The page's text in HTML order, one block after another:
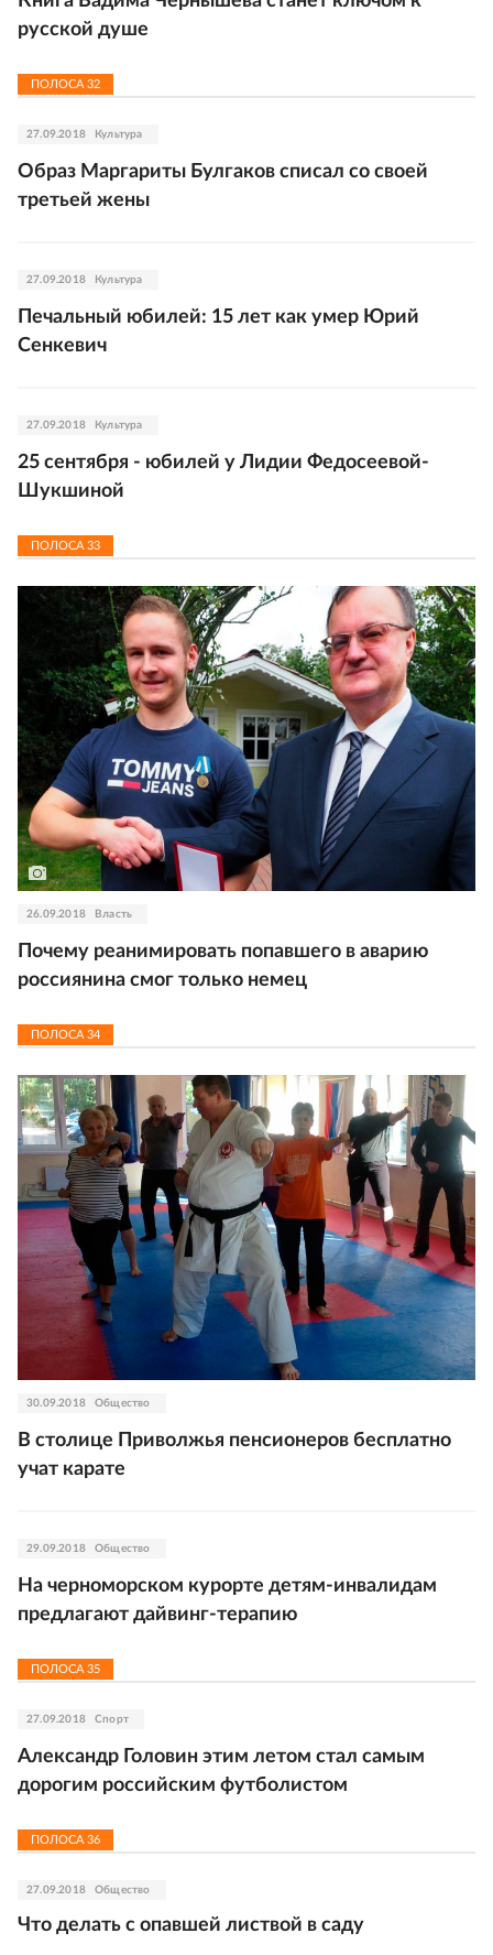
русской душе
ПОЛОСА 32
27.09.2018 Культура
Образ Маргариты Булгаков списал со своей
третьей жены
27.09.2018 Культура
Печальный юбилей: 15 лет как умер Юрий
Сенкевич
27.09.2018 Культура
25 сентября - юбилей у Лидии Федосеевой-
Шукшиной
ПОЛОСА 33
26.09.2018 Власть
Почему реанимировать попавшего в аварию
россиянина смог только немец
ПОЛОСА 34
30.09.2018 Общество
В столице Приволжья пенсионеров бесплатно
учат карате
29.09.2018 Общество
На черноморском курорте детям-инвалидам
предлагают дайвинг-терапию
ПОЛОСА35
27.09.2018 Спорт
Александр Головин этим летом стал самым
дорогим российским футболистом
ПОЛОСА36
27.09.2018 Общество
Что делать с опавшей листвой в саду